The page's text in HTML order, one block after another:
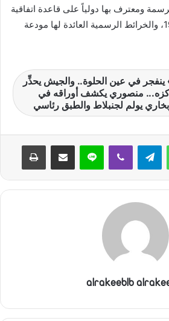
مرسمة ومعترف بها دولياً على قاعدة اتفاقية
بوليه-نيوكومب لعام 1923، والخرائط الرسمية العائدة لها مودعة
ينفجر في عين الحلوة.. والجيش يحذِّر
منصوري يكشف أوراقه في
يولم لجنبلاط والطبق رئاسي
واتساب لاين
alrakeeblb